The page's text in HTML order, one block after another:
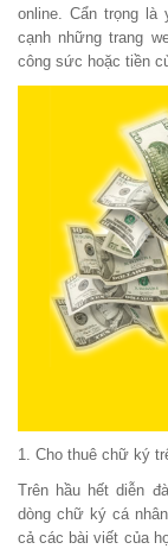
online. Cẩn trọng
cạnh những trang
công sức hoặc tiền
1. Cho thuê chữ ký
Trên hầu hết diễn
dòng chữ ký cá
cả các bài viết của